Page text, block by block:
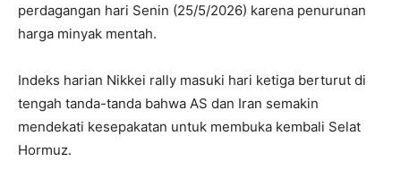
perdagangan hari Senin (25/5/2026) karena penurunan
harga minyak mentah.
Indeks harian Nikkei rally masuki hari ketiga berturut di
tengah tanda-tanda bahwa AS dan Iran semakin
mendekati kesepakatan untuk membuka kembali Selat
Hormuz.